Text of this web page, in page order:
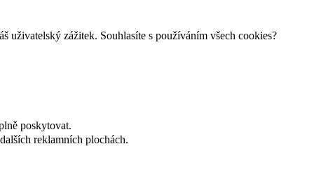
uživatelský zážitek. Souhlasíte s používáním všech cookies?
poskytovat.
reklamních plochách.